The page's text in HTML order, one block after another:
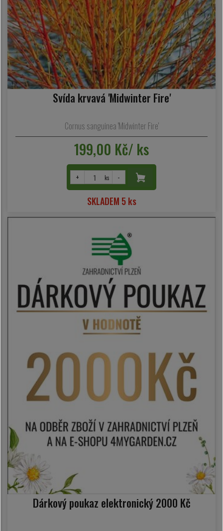
Svída krvavá 'Midwinter Fire'
Cornus sanguinea 'Midwinter Fire'
199,00 Kč/ ks
+ ks -
SKLADEM 5 ks
Dárkový poukaz elektronický 2000 Kč